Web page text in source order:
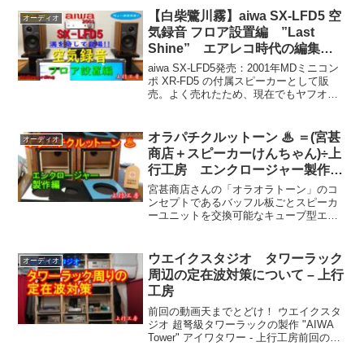
オーディオ
【白柴鷺川霧】aiwa SX-LFD5 空
気録音 フロア設置編 ”Last
Shine” エアレコ時代の編集
で エアレコ激押し！ 犬（白柴
小梅）の散歩 with 白鷺・川霧映
像も – 上行工房
aiwa SX-LFD5発売：2001年MDミニコン
ポ XR-FD5 の付属スピーカーとして販
売。よく売れたため、現在でもヤフオク
クトップ編 "Last...
オーディオ
オラパチクルットーン ♨ ＝(宮甚
商店＋スピーカーけんちゃん)÷上
行工房 エンクロージャー製作
編 キューブ型バッフル交換型バ
スレフ型スピーカー - 上行工房
（宮甚商店 船橋支店）
宮甚商店さんの「オラオラトーン」のコ
ンセプトであるバッフル板ごとスピーカ
ーユニットを交換可能なキューブ型エン
リット型バスレフダクトを装備した「オ
ラパクットーン」をパクら...
オーディオ
ウエイクスタジオ タワーラック
周辺の定在波対策について – 上行
工房
前回の動画天までとどけ！ ウエイクスタ
ジオ 超弩級タワーラックの製作 "AIWA
Tower" アイワタワー - 上行工房前回の動